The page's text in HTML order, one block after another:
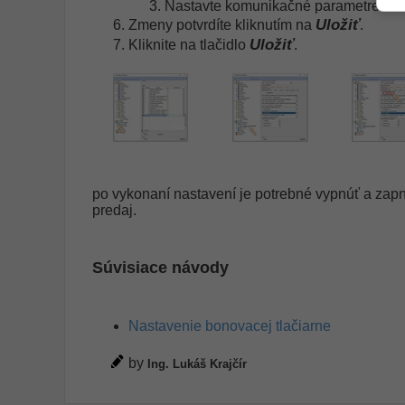
Nastavte komunikačné parametre s
Zmeny potvrdíte kliknutím na Uložiť.
Kliknite na tlačidlo Uložiť.
po vykonaní nastavení je potrebné vypnúť a
predaj.
Súvisiace návody
Nastavenie bonovacej tlačiarne
by Ing. Lukáš Krajčír